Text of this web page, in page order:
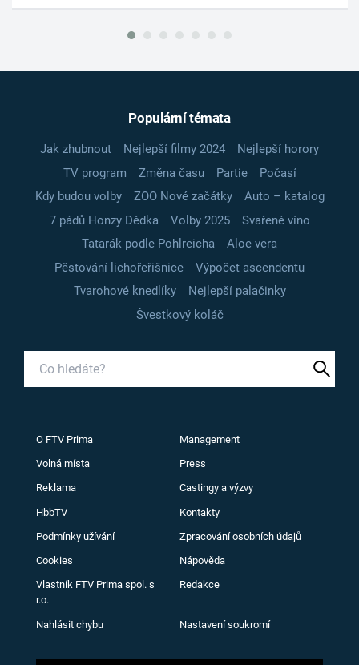
Populární témata
Jak zhubnout Nejlepší filmy 2024
Nejlepší horory
TV program
Změna času Partie
Počasí
Kdy budou volby
ZOO Nové začátky
Auto – katalog
7 pádů Honzy Dědka
Volby 2025
Svařené víno
Tatarák podle Pohlreicha
Aloe vera
Pěstování lichořeřišnice
Výpočet ascendentu
Tvarohové knedlíky
Nejlepší palačinky
Švestkový koláč
O FTV Prima Management
Volná místa Press
Reklama Castingy a výzvy
HbbTV Kontakty
Podmínky užívání Zpracování osobních údajů
Cookies Nápověda
Vlastník FTV Prima spol. s
r.o.
Redakce
Nahlásit chybu Nastavení soukromí